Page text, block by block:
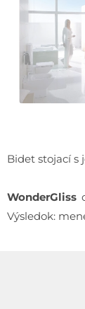
Bidet stojací s
WonderGliss
Výsledok: